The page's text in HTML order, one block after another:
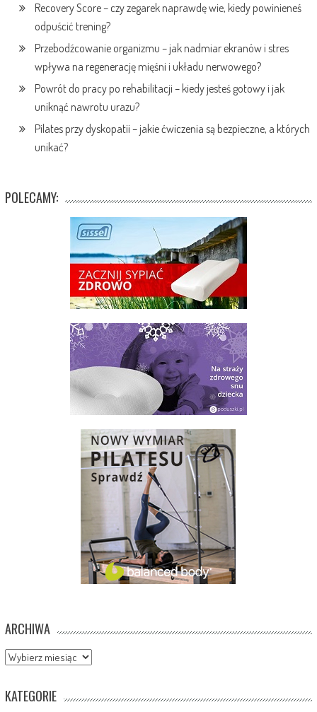
Recovery Score – czy zegarek naprawdę wie, kiedy powinieneś
odpuścić trening?
Przebodźcowanie organizmu – jak nadmiar ekranów i stres
wpływa na regenerację mięśni i układu nerwowego?
Powrót do pracy po rehabilitacji – kiedy jesteś gotowy i jak
uniknąć nawrotu urazu?
Pilates przy dyskopatii – jakie ćwiczenia są bezpieczne, a których
unikać?
POLECAMY:
ARCHIWA
Archiwa
KATEGORIE